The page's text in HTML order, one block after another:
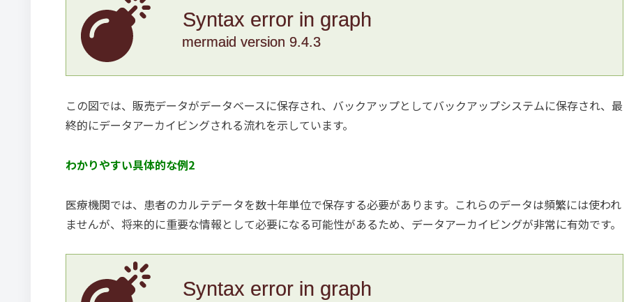
Syntax error in graph
mermaid version 9.4.3
この図では、販売データがデータベースに保存され、バックアップとしてバックアップシステムに保存され、最
終的にデータアーカイビングされる流れを示しています。
わかりやすい具体的な例2
医療機関では、患者のカルテデータを数十年単位で保存する必要があります。これらのデータは頻繁には使われ
ませんが、将来的に重要な情報として必要になる可能性があるため、データアーカイビングが非常に有効です。
Syntax error in graph